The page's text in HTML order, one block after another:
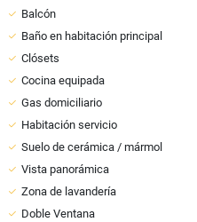
Balcón
Baño en habitación principal
Clósets
Cocina equipada
Gas domiciliario
Habitación servicio
Suelo de cerámica / mármol
Vista panorámica
Zona de lavandería
Doble Ventana